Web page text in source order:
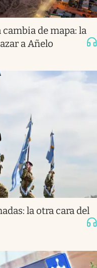
de mapa: la
a Añelo
la otra cara del